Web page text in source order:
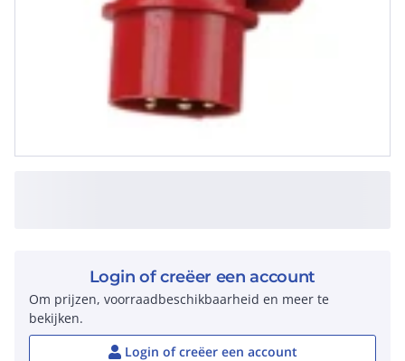
Login of creëer een account
Om prijzen, voorraadbeschikbaarheid en meer te
bekijken.
Login of creëer een account